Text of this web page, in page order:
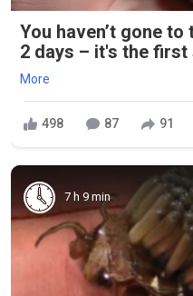
You haven’t gone
2 days – it's the first
More
498 87 91
7 h 9 min